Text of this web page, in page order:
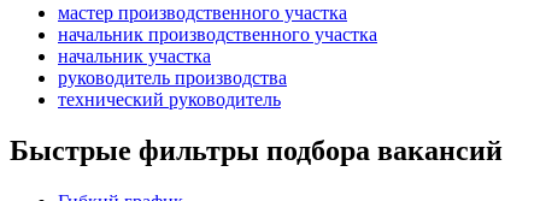
мастер производственного участка
начальник производственного участка
начальник участка
руководитель производства
технический руководитель
Быстрые фильтры подбора вакансий